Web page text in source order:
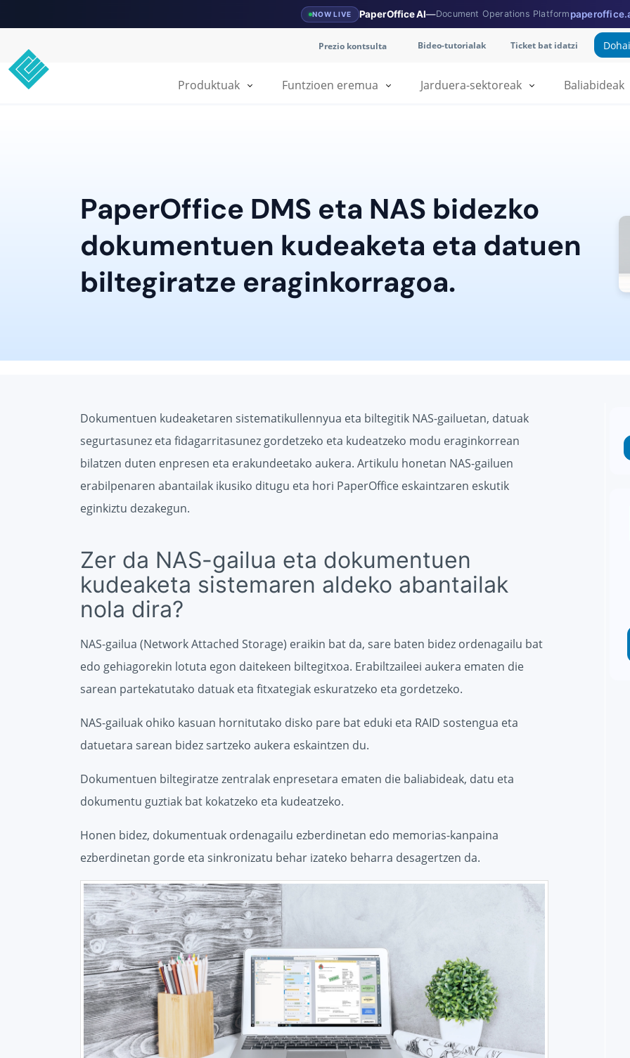
NOW LIVE PaperOffice AI—Document Operations Platform
Prezio kontsulta Bideo-tutorialak Ticket bat idatzi
Baliabideak
Jarduera-sektoreak
Funtzioen eremua
Produktuak
PaperOffice DMS eta NAS bidezko
dokumentuen kudeaketa eta datuen
biltegiratze eraginkorragoa.
Dokumentuen kudeaketaren sistematikullennyua eta biltegitik NAS-gailuetan, datuak
segurtasunez eta fidagarritasunez gordetzeko eta kudeatzeko modu eraginkorrean
bilatzen duten enpresen eta erakundeetako aukera. Artikulu honetan NAS-gailuen
erabilpenaren abantailak ikusiko ditugu eta hori PaperOffice eskaintzaren eskutik
eginkiztu dezakegun.
Zer da NAS-gailua eta dokumentuen
kudeaketa sistemaren aldeko abantailak
nola dira?
NAS-gailua (Network Attached Storage) eraikin bat da, sare baten bidez ordenagailu bat
edo gehiagorekin lotuta egon daitekeen biltegitxoa. Erabiltzaileei aukera ematen die
sarean partekatutako datuak eta fitxategiak eskuratzeko eta gordetzeko.
NAS-gailuak ohiko kasuan hornitutako disko pare bat eduki eta RAID sostengua eta
datuetara sarean bidez sartzeko aukera eskaintzen du.
Dokumentuen biltegiratze zentralak enpresetara ematen die baliabideak, datu eta
dokumentu guztiak bat kokatzeko eta kudeatzeko.
Honen bidez, dokumentuak ordenagailu ezberdinetan edo memorias-kanpaina
ezberdinetan gorde eta sinkronizatu behar izateko beharra desagertzen da.